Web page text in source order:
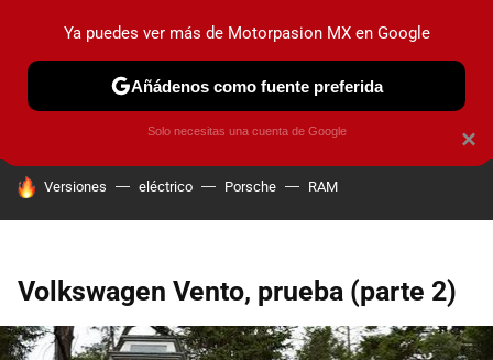
PRUEBAS INDUSTRIA HOY NO CIRCULA
HOY SE HABLA DE
Versiones eléctrico Porsche RAM
Volkswagen Vento, prueba (parte 2)
×
Ya puedes ver más de Motorpasion MX en Google
Añádenos como fuente preferida
Solo necesitas una cuenta de Google